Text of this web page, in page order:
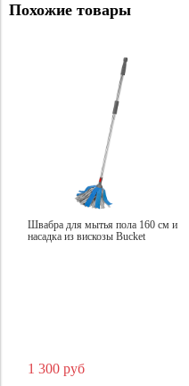
Похожие товары
Швабра для мытья пола 160 см и
насадка из вискозы Bucket
1 300 руб